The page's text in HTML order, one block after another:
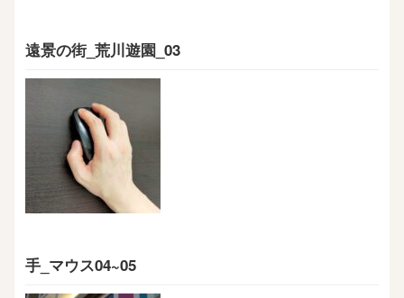
遠景の街_荒川遊園_03
手_マウス04~05